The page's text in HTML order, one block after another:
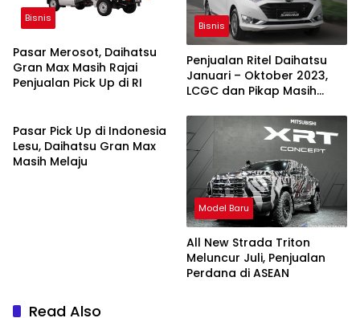
Bisnis
Pasar Merosot, Daihatsu
Gran Max Masih Rajai
Penjualan Pick Up di RI
Bisnis
Penjualan Ritel Daihatsu
Januari – Oktober 2023,
LCGC dan Pikap Masih
Pasar Pick Up di Indonesia
Lesu, Daihatsu Gran Max
Masih Melaju
Model Baru
All New Strada Triton
Meluncur Juli, Penjualan
Perdana di ASEAN
Read Also